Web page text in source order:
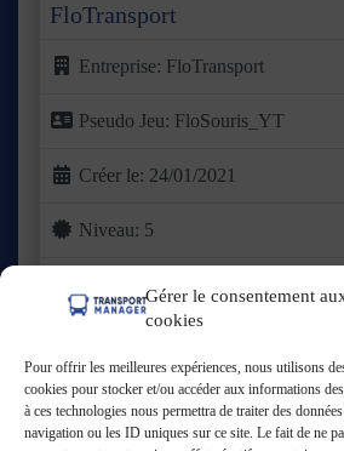
Gérer le consentement
cookies
Pour offrir les meilleures expériences, nous utilisons
cookies pour stocker et/ou accéder aux informations
à ces technologies nous permettra de traiter des
navigation ou les ID uniques sur ce site. Le fait de ne
FloTransport
Entreprise: FloTransport
Pseudo Jeu: FloSouris_YT
Créer le: 24/01/2021
Niveau: 5
Entreprises
Basée dans le Valenciennois,
plus ...